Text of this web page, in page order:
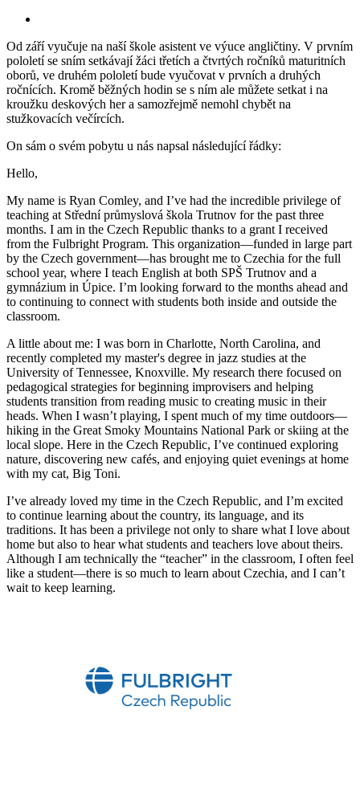
Od září vyučuje na naší škole asistent ve výuce angličtiny. V prvním
pololetí se sním setkávají žáci třetích a čtvrtých ročníků maturitních
oborů, ve druhém pololetí bude vyučovat v prvních a druhých
ročnících. Kromě běžných hodin se s ním ale můžete setkat i na
kroužku deskových her a samozřejmě nemohl chybět na
stužkovacích večírcích.
On sám o svém pobytu u nás napsal následující řádky:
Hello,
My name is Ryan Comley, and I’ve had the incredible privilege of
teaching at Střední průmyslová škola Trutnov for the past three
months. I am in the Czech Republic thanks to a grant I received
from the Fulbright Program. This organization—funded in large part
by the Czech government—has brought me to Czechia for the full
school year, where I teach English at both SPŠ Trutnov and a
gymnázium in Úpice. I’m looking forward to the months ahead and
to continuing to connect with students both inside and outside the
classroom.
A little about me: I was born in Charlotte, North Carolina, and
recently completed my master's degree in jazz studies at the
University of Tennessee, Knoxville. My research there focused on
pedagogical strategies for beginning improvisers and helping
students transition from reading music to creating music in their
heads. When I wasn’t playing, I spent much of my time outdoors—
hiking in the Great Smoky Mountains National Park or skiing at the
local slope. Here in the Czech Republic, I’ve continued exploring
nature, discovering new cafés, and enjoying quiet evenings at home
with my cat, Big Toni.
I’ve already loved my time in the Czech Republic, and I’m excited
to continue learning about the country, its language, and its
traditions. It has been a privilege not only to share what I love about
home but also to hear what students and teachers love about theirs.
Although I am technically the “teacher” in the classroom, I often feel
like a student—there is so much to learn about Czechia, and I can’t
wait to keep learning.